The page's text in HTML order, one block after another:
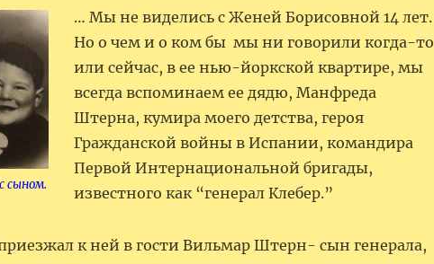
сыном.
… Мы не виделись с Женей Борисовной 14 лет.
Но о чем и о ком бы мы ни говорили когда-то
или сейчас, в ее нью-йоркской квартире, мы
всегда вспоминаем ее дядю, Манфреда
Штерна, кумира моего детства, героя
Гражданской войны в Испании, командира
Первой Интернациональной бригады,
известного как “генерал Клебер.”
к ней в гости Вильмар Штерн- сын генерала,